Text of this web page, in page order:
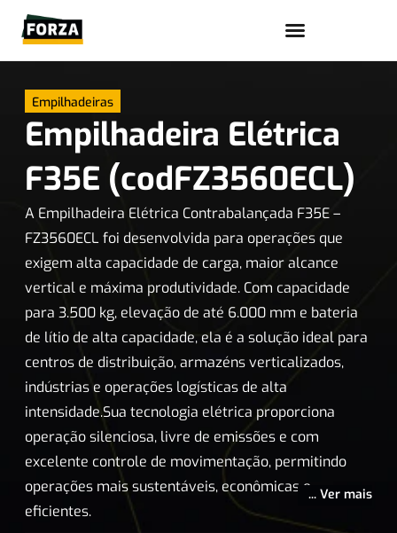
Empilhadeiras
Empilhadeira Elétrica
F35E (codFZ3560ECL)
A Empilhadeira Elétrica Contrabalançada F35E –
FZ3560ECL foi desenvolvida para operações que
exigem alta capacidade de carga, maior alcance
vertical e máxima produtividade. Com capacidade
para 3.500 kg, elevação de até 6.000 mm e bateria
de lítio de alta capacidade, ela é a solução ideal para
centros de distribuição, armazéns verticalizados,
indústrias e operações logísticas de alta
intensidade.Sua tecnologia elétrica proporciona
operação silenciosa, livre de emissões e com
excelente controle de movimentação, permitindo
operações mais sustentáveis, econômicas e
eficientes.
... Ver mais